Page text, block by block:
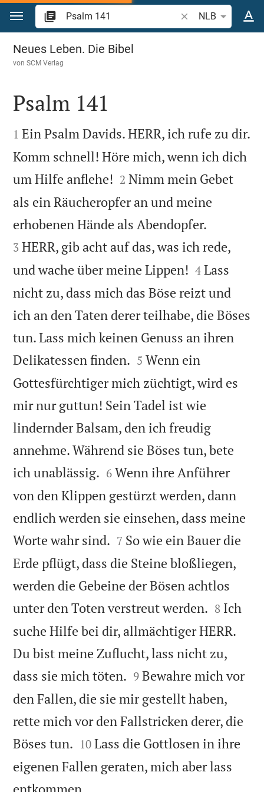
Zum Inhalt springen
Bibelstelle oder
NLB
Psalm 141
Neues Leben. Die Bibel
vonSCM Verlag

Psalm 141

1 Ein Psalm Davids. HERR, ich rufe zu dir.
Komm schnell! Höre mich, wenn ich dich
um Hilfe anflehe! 

2 Nimm mein Gebet
als ein Räucheropfer an und meine
erhobenen Hände als Abendopfer.
3 HERR, gib acht auf das, was ich rede,
und wache über meine Lippen! 

4 Lass
nicht zu, dass mich das Böse reizt und
ich an den Taten derer teilhabe, die Böses
tun. Lass mich keinen Genuss an ihren
Delikatessen finden. 

5 Wenn ein
Gottesfürchtiger mich züchtigt, wird es
mir nur guttun! Sein Tadel ist wie
lindernder Balsam, den ich freudig
annehme. Während sie Böses tun, bete
ich unablässig. 

6 Wenn ihre Anführer
von den Klippen gestürzt werden, dann
endlich werden sie einsehen, dass meine
Worte wahr sind. 

7 So wie ein Bauer die
Erde pflügt, dass die Steine bloßliegen,
werden die Gebeine der Bösen achtlos
unter den Toten verstreut werden. 

8 Ich
suche Hilfe bei dir, allmächtiger HERR.
Du bist meine Zuflucht, lass nicht zu,
dass sie mich töten. 

9 Bewahre mich vor
den Fallen, die sie mir gestellt haben,
rette mich vor den Fallstricken derer, die
Böses tun. 

10 Lass die Gottlosen in ihre
eigenen Fallen geraten, mich aber lass